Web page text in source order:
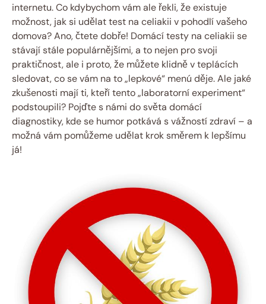
internetu. Co kdybychom vám ale řekli, že existuje
možnost, jak si udělat test na celiakii v pohodlí vašeho
domova? Ano, čtete dobře! Domácí testy na celiakii se
stávají stále populárnějšími, a to nejen pro svoji
praktičnost, ale i proto, že můžete klidně v teplácích
sledovat, co se vám na to „lepkové“ menú děje. Ale jaké
zkušenosti mají ti, kteří tento „laboratorní experiment“
podstoupili? Pojďte s námi do světa domácí
diagnostiky, kde se humor potkává s vážností zdraví – a
možná vám pomůžeme udělat krok směrem k lepšímu
já!